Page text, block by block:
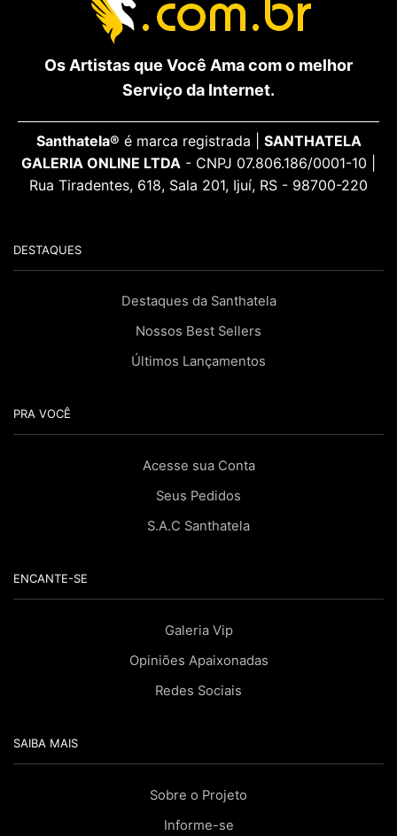
Os Artistas que Você Ama com o melhor
Serviço da Internet.
Santhatela® é marca registrada | SANTHATELA
GALERIA ONLINE LTDA - CNPJ 07.806.186/0001-10 |
Rua Tiradentes, 618, Sala 201, Ijuí, RS - 98700-220
DESTAQUES
Destaques da Santhatela
Nossos Best Sellers
Últimos Lançamentos
PRA VOCÊ
Acesse sua Conta
Seus Pedidos
S.A.C Santhatela
ENCANTE-SE
Galeria Vip
Opiniões Apaixonadas
Redes Sociais
SAIBA MAIS
Sobre o Projeto
Informe-se